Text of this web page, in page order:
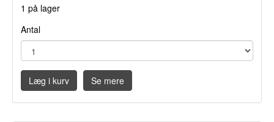
1 på lager
Antal
Læg i kurv Se mere